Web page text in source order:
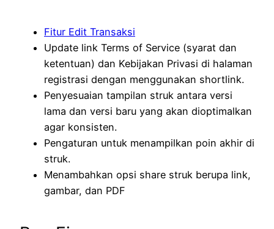
Fitur Edit Transaksi
Update link Terms of Service (syarat dan
ketentuan) dan Kebijakan Privasi di halaman
registrasi dengan menggunakan shortlink.
Penyesuaian tampilan struk antara versi
lama dan versi baru yang akan dioptimalkan
agar konsisten.
Pengaturan untuk menampilkan poin akhir di
struk.
Menambahkan opsi share struk berupa link,
gambar, dan PDF